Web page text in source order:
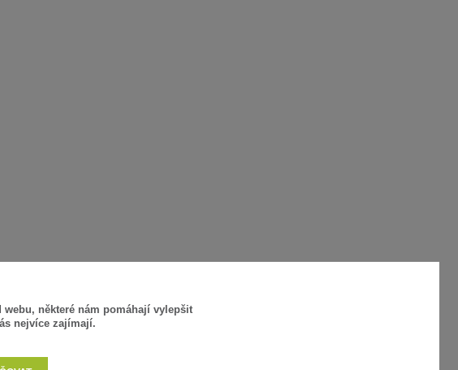
některé nám pomáhají vylepšit
nejvíce zajímají.